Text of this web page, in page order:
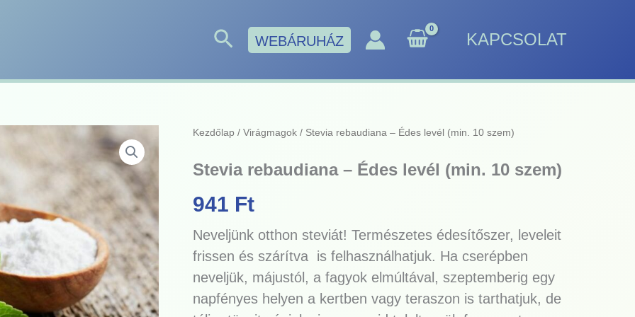
SearchWEBÁRUHÁZ KAPCSOLAT
Kezdőlap / Virágmagok / Stevia rebaudiana – Édes levél (min. 10 szem)
Stevia rebaudiana – Édes levél (min. 10 szem)
941 Ft
Neveljünk otthon steviát! Természetes édesítőszer, leveleit
frissen és szárítva is felhasználhatjuk. Ha cserépben
neveljük, májustól, a fagyok elmúltával, szeptemberig egy
napfényes helyen a kertben vagy teraszon is tarthatjuk, de
Stevia
Édes
(min.
szem)
mennyiség